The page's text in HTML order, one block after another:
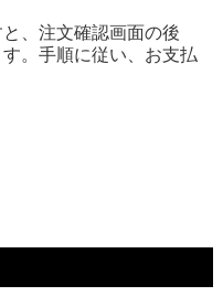
、注文確認画面の後
。手順に従い、お支払